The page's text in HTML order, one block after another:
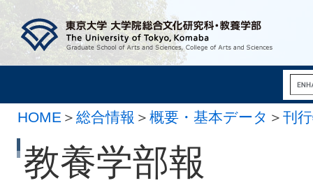
HOME ＞ 総合情報 ＞ 概要・基本データ ＞ 刊
月 1日）
教養学部報